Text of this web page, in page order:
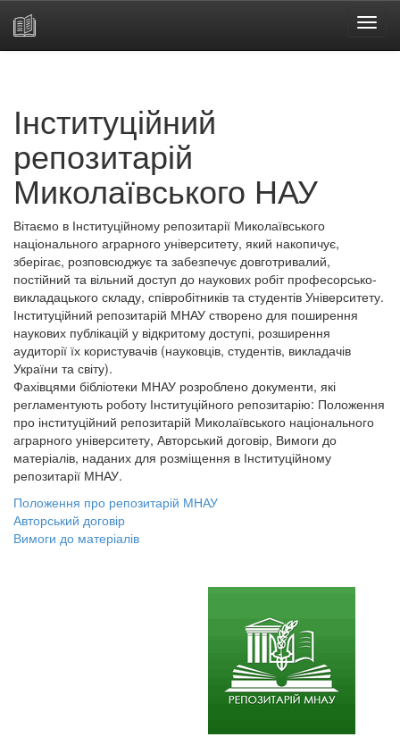
Інституційний
репозитарій
Миколаївського НАУ
Вітаємо в Інституційному репозитарії Миколаївського
національного аграрного університету, який накопичує,
зберігає, розповсюджує та забезпечує довготривалий,
постійний та вільний доступ до наукових робіт професорсько-
викладацького складу, співробітників та студентів Університету.
Інституційний репозитарій МНАУ створено для поширення
наукових публікацій у відкритому доступі, розширення
аудиторії їх користувачів (науковців, студентів, викладачів
України та світу).
Фахівцями бібліотеки МНАУ розроблено документи, які
регламентують роботу Інституційного репозитарію: Положення
про інституційний репозитарій Миколаївського національного
аграрного університету, Авторський договір, Вимоги до
матеріалів, наданих для розміщення в Інституційному
репозитарії МНАУ.
Положення про репозитарій МНАУ
Авторський договір
Вимоги до матеріалів